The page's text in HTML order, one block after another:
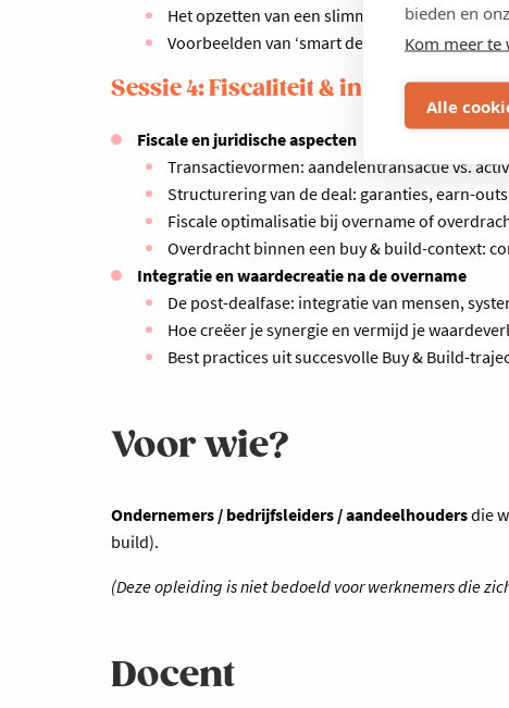
bieden en
Kom meer te
Alle
Het opzetten van een slimme holdingstructuur.
Voorbeelden van ‘smart deals’ in de Belgische
Sessie 4: Fiscaliteit & integratie
Fiscale en juridische aspecten
Transactievormen: aandelentransactie vs.
Structurering van de deal: garanties, earn-
Fiscale optimalisatie bij overname of
Overdracht binnen een buy & build-context:
Integratie en waardecreatie na de overname
De post-dealfase: integratie van mensen,
Hoe creëer je synergie en vermijd je
Best practices uit succesvolle Buy & Build-
Voor wie?
Ondernemers / bedrijfsleiders / aandeelhoudersdie
build).
(Deze opleiding is niet bedoeld voor werknemers die
Docent